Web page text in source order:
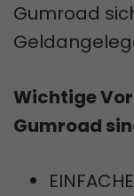
Gumroad
Wichtige
Gumroad